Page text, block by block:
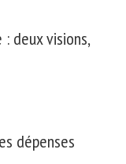
: deux visions,
dépenses